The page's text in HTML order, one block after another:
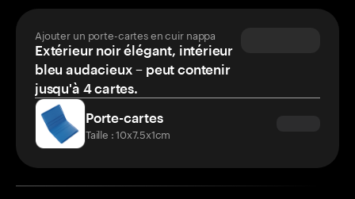
Ajouter un porte-cartes en cuir nappa
Extérieur noir élégant, intérieur
bleu audacieux – peut contenir
jusqu'à 4 cartes.
Porte-cartes
Taille : 10x7.5x1cm